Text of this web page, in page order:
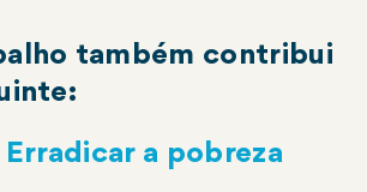
também contribui
Erradicar a pobreza